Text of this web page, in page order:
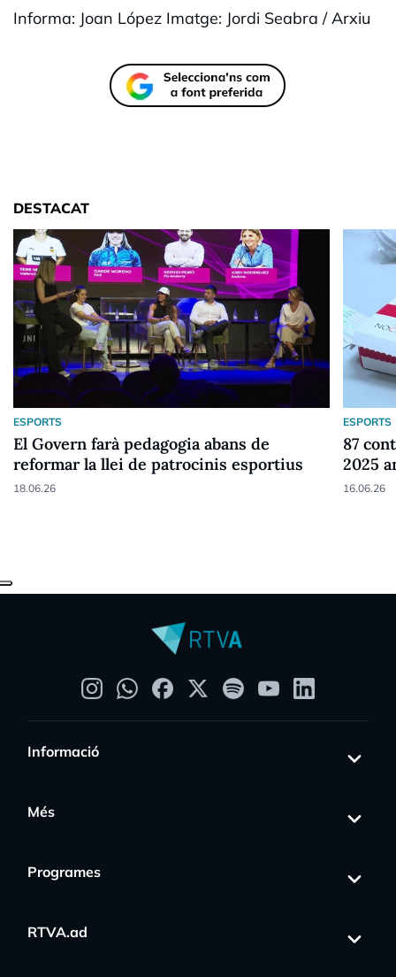
Informa: Joan López Imatge: Jordi Seabra / Arxiu
DESTACAT
ESPORTS
El Govern farà pedagogia abans de
reformar la llei de patrocinis esportius
18.06.26
ESPORTS
87
2025
16.06.26
Informació
Més
Programes
RTVA.ad